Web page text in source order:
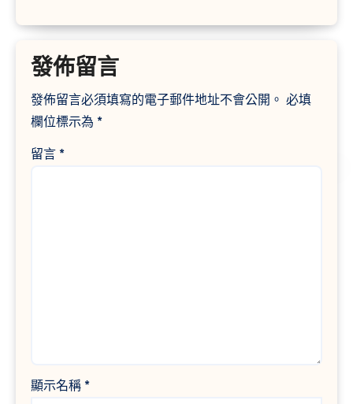
發佈留言
發佈留言必須填寫的電子郵件地址不會公開。 必填
欄位標示為 *
留言 *
顯示名稱 *